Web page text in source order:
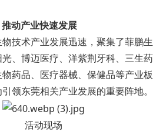
推动产业快速发展
术产业发展迅速，聚集了菲鹏生
、博迈医疗、洋紫荆牙科、三生药
药品、医疗器械、保健品等产业板
领东莞相关产业发展的重要阵地。
活动现场